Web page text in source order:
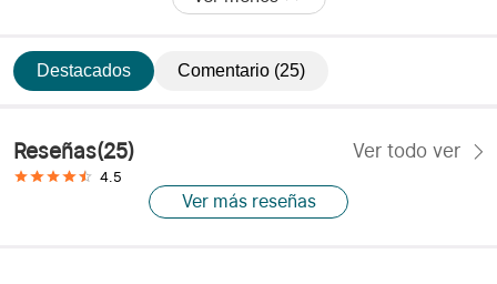
Destacados Comentario (25)
Reseñas(25) Ver todo ver
4.5
Ver más reseñas